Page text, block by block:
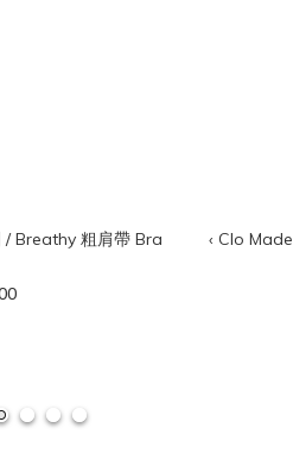
/ Breathy 粗肩帶 Bra
‹ Clo